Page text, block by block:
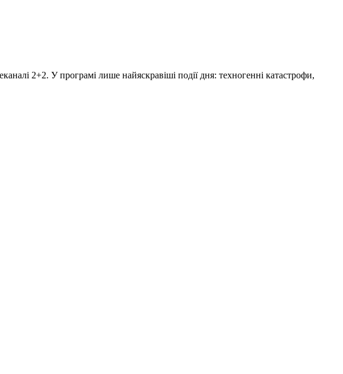
2+2. У програмі лише найяскравіші події дня: техногенні катастрофи,